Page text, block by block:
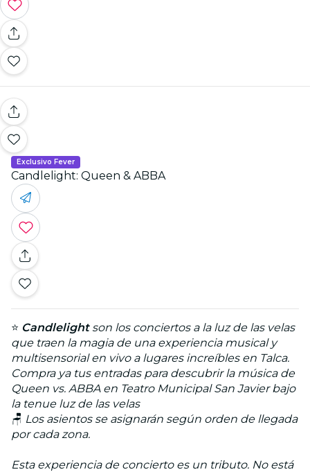
Exclusivo Fever
Candlelight: Queen & ABBA
⭐ Candlelightson los conciertos a la luz de las velas
que traen la magia de una experiencia musical y
multisensorial en vivo a lugares increíbles en Talca.
Compra ya tus entradas para descubrir la música de
Queen vs. ABBA en Teatro Municipal San Javier bajo
la tenue luz de las velas
🪑 Los asientos se asignarán según orden de llegada
por cada zona.
Esta experiencia de concierto es un tributo. No está